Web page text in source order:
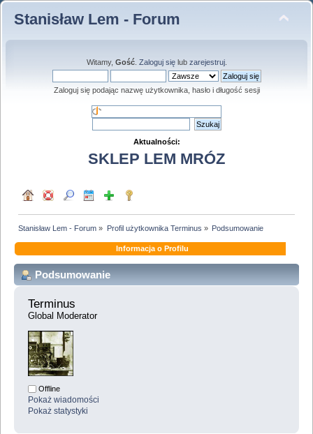
Stanisław Lem - Forum
Witamy, Gość. Zaloguj sięlub zarejestruj.
Zaloguj się podając nazwę użytkownika, hasło i długość sesji
Aktualności:
SKLEP LEM MRÓZ
Stanisław Lem - Forum » Profil użytkownika Terminus » Podsumowanie
Informacja o Profilu
Podsumowanie
Terminus
Global Moderator
Offline
Pokaż wiadomości
Pokaż statystyki